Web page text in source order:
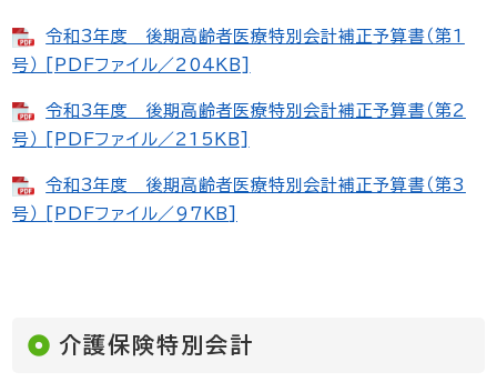
令和3年度 後期高齢者医療特別会計補正予算書（第1
号） [PDFファイル／204KB]
令和3年度 後期高齢者医療特別会計補正予算書（第2
号） [PDFファイル／215KB]
令和3年度 後期高齢者医療特別会計補正予算書（第3
号） [PDFファイル／97KB]
介護保険特別会計